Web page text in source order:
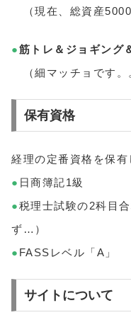
（現在、総資産5000
●筋トレ＆ジョギング
（細マッチョです。
保有資格
経理の定番資格を保有
● 日商簿記1級
●税理士試験の2科目
ず…）
● FASSレベル「A」
サイトについて